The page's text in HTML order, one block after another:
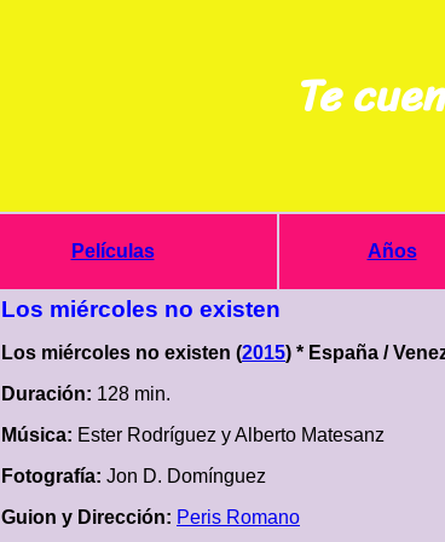
Te
Películas Años
Los miércoles no existen
Los miércoles no existen (2015) * España /
Duración: 128 min.
Música: Ester Rodríguez y Alberto Matesanz
Fotografía: Jon D. Domínguez
Guion y Dirección: Peris Romano